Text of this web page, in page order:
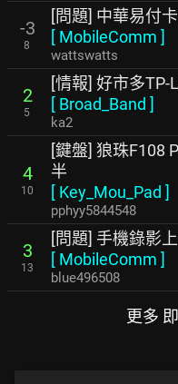
-3
8
[問題] 中華易付
[ MobileComm ]
wattswatts
2
5
[情報] 好市多TP-
[ Broad_Band ]
ka2
4
10
[鍵盤] 狼珠F108
半
[ Key_Mou_Pad ]
pphyy5844548
3
13
[問題] 手機錄影
[ MobileComm ]
blue496508
更多